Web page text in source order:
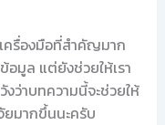
เครื่องมือที่สำคัญมาก
อมูล แต่ยังช่วยให้เรา
ว่าบทความนี้จะช่วยให้
ยมากขึ้นนะครับ